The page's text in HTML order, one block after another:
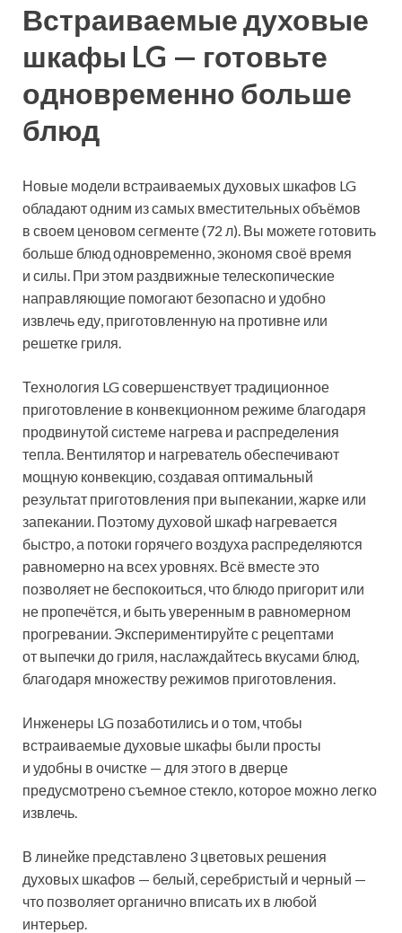
Встраиваемые духовые
шкафы LG — готовьте
одновременно больше
блюд
Новые модели встраиваемых духовых шкафов LG
обладают одним из самых вместительных объёмов
в своем ценовом сегменте (72 л). Вы можете готовить
больше блюд одновременно, экономя своё время
и силы. При этом раздвижные телескопические
направляющие помогают безопасно и удобно
извлечь еду, приготовленную на противне или
решетке гриля.
Технология LG совершенствует традиционное
приготовление в конвекционном режиме благодаря
продвинутой системе нагрева и распределения
тепла. Вентилятор и нагреватель обеспечивают
мощную конвекцию, создавая оптимальный
результат приготовления при выпекании, жарке или
запекании. Поэтому духовой шкаф нагревается
быстро, а потоки горячего воздуха распределяются
равномерно на всех уровнях. Всё вместе это
позволяет не беспокоиться, что блюдо пригорит или
не пропечётся, и быть уверенным в равномерном
прогревании. Экспериментируйте с рецептами
от выпечки до гриля, наслаждайтесь вкусами блюд,
благодаря множеству режимов приготовления.
Инженеры LG позаботились и о том, чтобы
встраиваемые духовые шкафы были просты
и удобны в очистке — для этого в дверце
предусмотрено съемное стекло, которое можно легко
извлечь.
В линейке представлено 3 цветовых решения
духовых шкафов — белый, серебристый и черный —
что позволяет органично вписать их в любой
интерьер.